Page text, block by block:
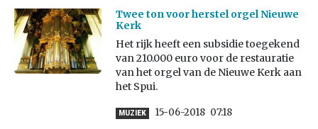
Twee ton voor herstel orgel Nieuwe
Kerk
Het rijk heeft een subsidie toegekend
van 210.000 euro voor de restauratie
van het orgel van de Nieuwe Kerk aan
het Spui.
MUZIEK 15-06-2018 07:18